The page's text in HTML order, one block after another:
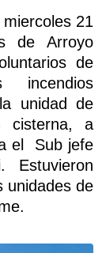
21
de Arroyo
de
incendios
unidad de
cisterna, a
el Sub jefe
Estuvieron
unidades de